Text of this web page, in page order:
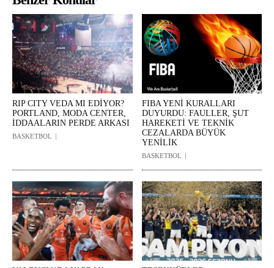
RIP CITY VEDA MI EDİYOR?
PORTLAND, MODA CENTER,
İDDAALARIN PERDE ARKASI
BASKETBOL
FIBA YENİ KURALLARI
DUYURDU: FAULLER, ŞUT
HAREKETİ VE TEKNİK
CEZALARDA BÜYÜK
YENİLİK
BASKETBOL